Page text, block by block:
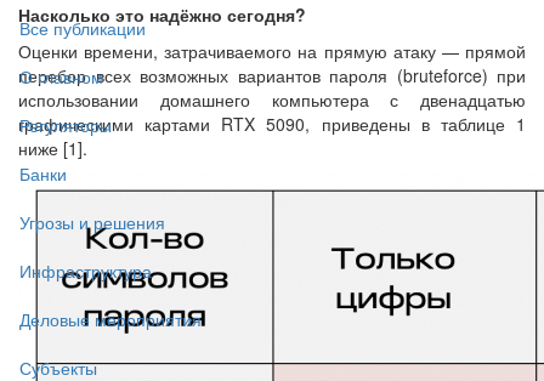
Все публикации
О главном
Регуляторы
Банки
Угрозы и решения
Инфраструктура
Деловые мероприятия
Субъекты
Насколько это надёжно сегодня?
Оценки времени, затрачиваемого на прямую атаку — прямой
перебор всех возможных вариантов пароля (bruteforce) при
использовании домашнего компьютера с двенадцатью
графическими картами RTX 5090, приведены в таблице 1
ниже [1].